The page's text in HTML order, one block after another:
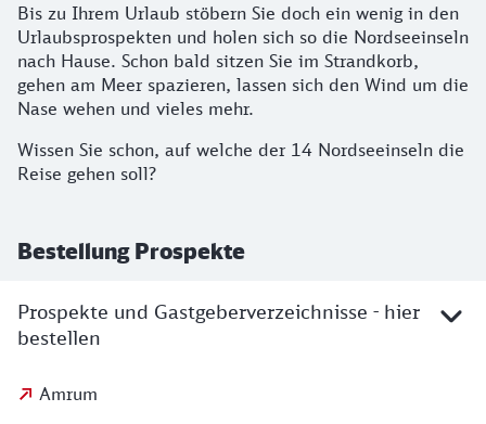
Bis zu Ihrem Urlaub stöbern Sie doch ein wenig in den
Urlaubsprospekten und holen sich so die Nordseeinseln
nach Hause. Schon bald sitzen Sie im Strandkorb,
gehen am Meer spazieren, lassen sich den Wind um die
Nase wehen und vieles mehr.
Wissen Sie schon, auf welche der 14 Nordseeinseln die
Reise gehen soll?
Bestellung Prospekte
Prospekte und Gastgeberverzeichnisse - hier
bestellen
Kontakt für Bestellung
Amrum